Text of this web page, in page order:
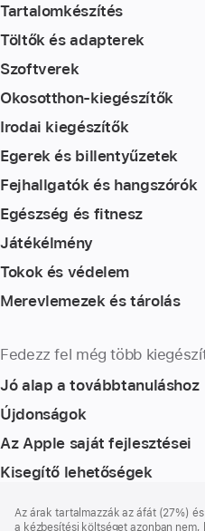
Tartalomkészítés
Töltők és adapterek
Szoftverek
Okosotthon-kiegészítők
Irodai kiegészítők
Egerek és billentyűzetek
Fejhallgatók és hangszórók
Egészség és fitnesz
Játékélmény
Tokok és védelem
Merevlemezek és tárolás
Fedezz fel még több
Jó alap a továbbtanuláshoz
Újdonságok
Az Apple saját fejlesztései
Kisegítő lehetőségek
Az árak tartalmazzák az áfát (27%)
a kézbesítési költséget azonban